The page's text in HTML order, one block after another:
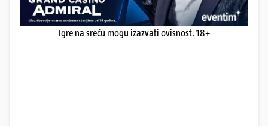
Igre na sreću mogu izazvati ovisnost. 18+